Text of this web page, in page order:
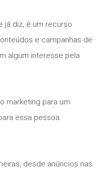
já diz, é um recurso
e campanhas de
algum interesse pela
marketing para um
essa pessoa
desde anúncios nas